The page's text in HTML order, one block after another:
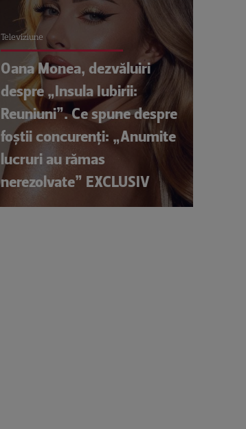
Televiziune
Oana Monea, dezvăluiri
despre „Insula Iubirii:
Reuniuni”. Ce spune despre
foștii concurenți: „Anumite
lucruri au rămas
nerezolvate” EXCLUSIV